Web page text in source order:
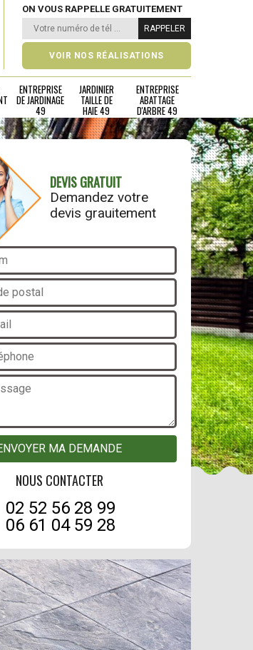
ON VOUS RAPPELLE GRATUITEMENT
VOIR NOS RÉALISATIONS
ENTREPRISE
DE JARDINAGE
49
JARDINIER
TAILLE DE
HAIE 49
ENTREPRISE
ABATTAGE
D'ARBRE 49
DEVIS GRATUIT
Demandez votre
devis grauitement
NOUS CONTACTER
02 52 56 28 99
06 61 04 59 28